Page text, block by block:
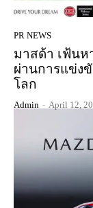
PR NEWS
มาสด้า เฟ้นห
ผ่านการแข่ง
โลก
Admin - April 12,